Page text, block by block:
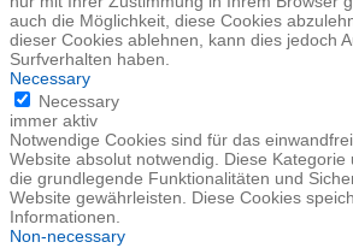
auch die Möglichkeit, diese Cookies
dieser Cookies ablehnen, kann dies jedoch
Surfverhalten haben.
Necessary
Necessary
immer aktiv
Notwendige Cookies sind für das
Website absolut notwendig. Diese Kategorie
die grundlegende Funktionalitäten und
Website gewährleisten. Diese Cookies
Informationen.
Non-necessary